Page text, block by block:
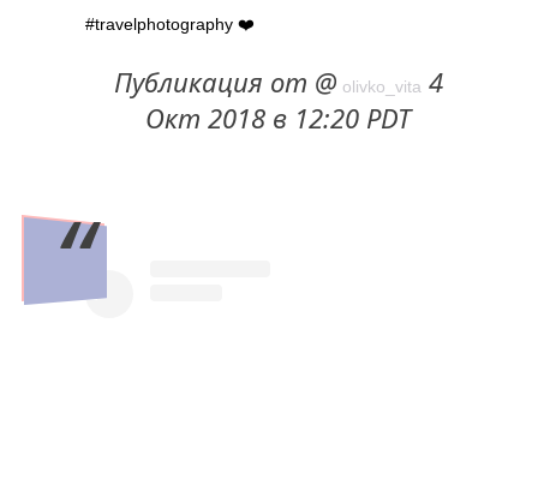
#travelphotography ❤️
Публикация от @ olivko_vita 4
Окт 2018 в 12:20 PDT